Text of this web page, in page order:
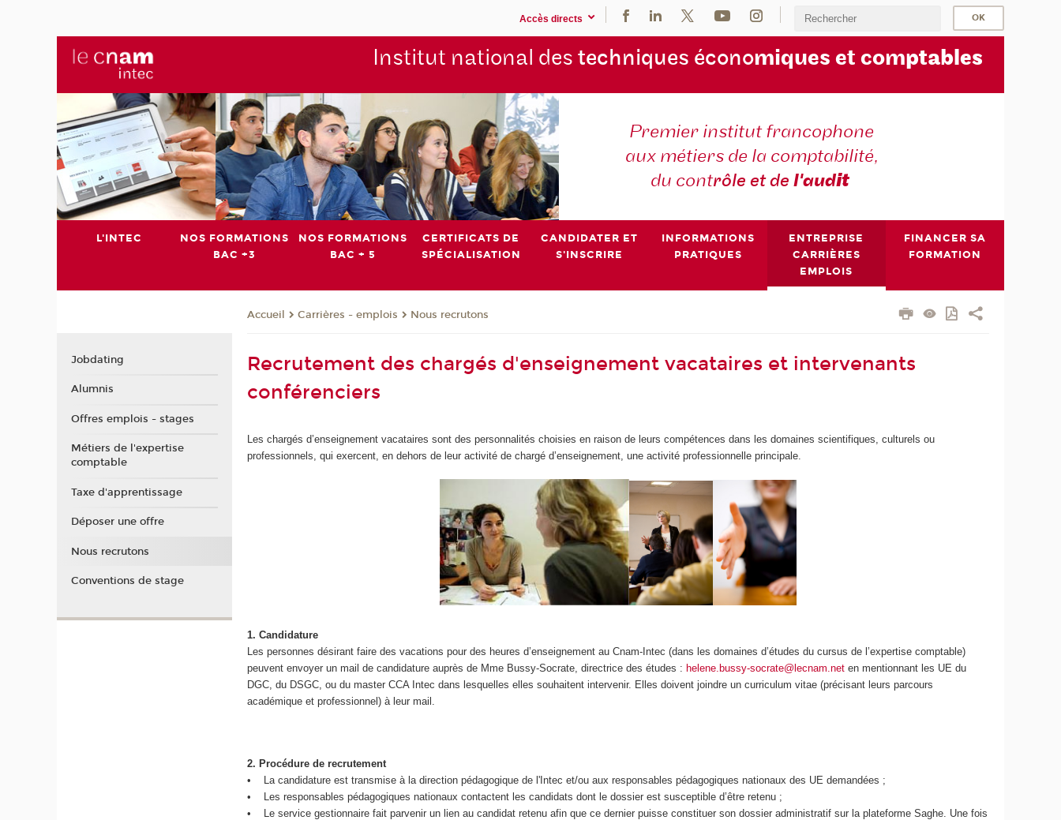
Accès directs
Institut national des techniques économiques et comptables
Premier institut francophone
aux métiers de la comptabilité,
du contrôle et del'audit
L'INTEC
NOS FORMATIONS
BAC +3
NOS FORMATIONS
BAC + 5
CERTIFICATS DE
SPÉCIALISATION
CANDIDATER ET
S'INSCRIRE
INFORMATIONS
PRATIQUES
ENTREPRISE
CARRIÈRES
EMPLOIS
FINANCER SA
FORMATION
Accueil Carrières - emplois Nous recrutons
Recrutement des chargés d'enseignement vacataires et intervenants
conférenciers
Les chargés d’enseignement vacataires sont des personnalités choisies en raison de leurs compétences dans les domaines scientifiques, culturels ou
professionnels, qui exercent, en dehors de leur activité de chargé d’enseignement, une activité professionnelle principale.
1.Candidature
Les personnes désirant faire des vacations pour des heures d’enseignement au Cnam-Intec (dans les domaines d’études du cursus de l’expertise comptable)
peuvent envoyer un mail de candidature auprès de Mme Bussy-Socrate, directrice des études : helene.bussy-socrate@lecnam.net en mentionnant les UE du
DGC, du DSGC, ou du master CCA Intec dans lesquelles elles souhaitent intervenir. Elles doivent joindre un curriculum vitae (précisant leurs parcours
académique et professionnel) à leur mail.
2. Procédure de recrutement
• La candidature est transmise à la direction pédagogique de l'Intec et/ou aux responsables pédagogiques nationaux des UE demandées ;
• Les responsables pédagogiques nationaux contactent les candidats dont le dossier est susceptible d’être retenu ;
• Le service gestionnaire fait parvenir un lien au candidat retenu afin que ce dernier puisse constituer son dossier administratif sur la plateforme Saghe. Une fois
Jobdating
Alumnis
Offres emplois - stages
Métiers de l'expertise
comptable
Taxe d'apprentissage
Déposer une offre
Nous recrutons
Conventions de stage